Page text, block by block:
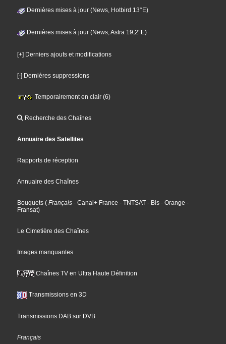
Dernières mises à jour (News, Hotbird 13°E)
Dernières mises à jour (News, Astra 19,2°E)
[+] Derniers ajouts et modifications
[-] Dernières suppressions
Temporairement en clair (6)
Recherche des Chaînes
Annuaire des Satellites
Rapports de réception
Annuaire des Chaînes
Bouquets ( Français - Canal+ France - TNTSAT - Bis - Orange -
Fransat)
Le Cimetière des Chaînes
Images manquantes
Chaînes TV en Ultra Haute Définition
Transmissions en 3D
Transmissions DAB sur DVB
Français